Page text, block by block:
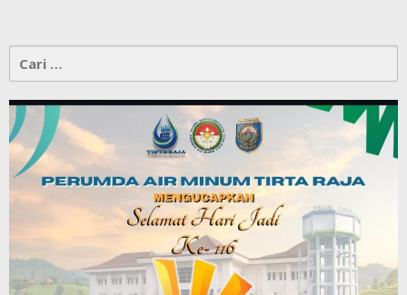
untuk: